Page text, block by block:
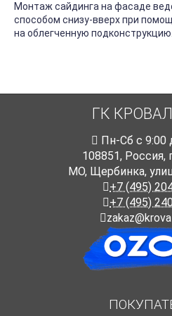
Монтаж сайдинга на фасаде
способом снизу-вверх при
на облегченную подконструкцию.
ГК
Пн-Cб с 9:00
108851, Россия,
МО, Щербинка,
+7 (495)
+7 (495)